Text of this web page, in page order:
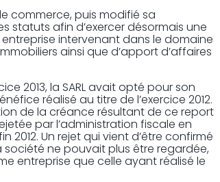
commerce, puis modifié sa
statuts afin d’exercer désormais une
intervenant dans le domaine
ainsi que d’apport d’affaires
2013, la SARL avait opté pour son
réalisé au titre de l’exercice 2012.
de la créance résultant de ce report
par l’administration fiscale en
Un rejet qui vient d’être confirmé
société ne pouvait plus être regardée,
entreprise que celle ayant réalisé le